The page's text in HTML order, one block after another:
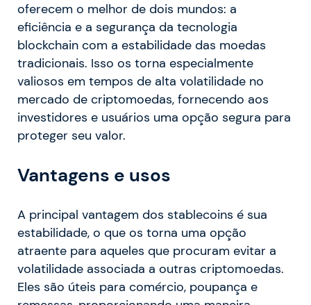
oferecem o melhor de dois mundos: a
eficiência e a segurança da tecnologia
blockchain com a estabilidade das moedas
tradicionais. Isso os torna especialmente
valiosos em tempos de alta volatilidade no
mercado de criptomoedas, fornecendo aos
investidores e usuários uma opção segura para
proteger seu valor.
Vantagens e usos
A principal vantagem dos stablecoins é sua
estabilidade, o que os torna uma opção
atraente para aqueles que procuram evitar a
volatilidade associada a outras criptomoedas.
Eles são úteis para comércio, poupança e